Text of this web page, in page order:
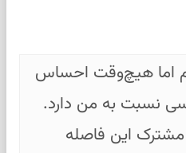
اما هیچ‌وقت احساس
نسبت به من دارد.
مشترک این فاصله